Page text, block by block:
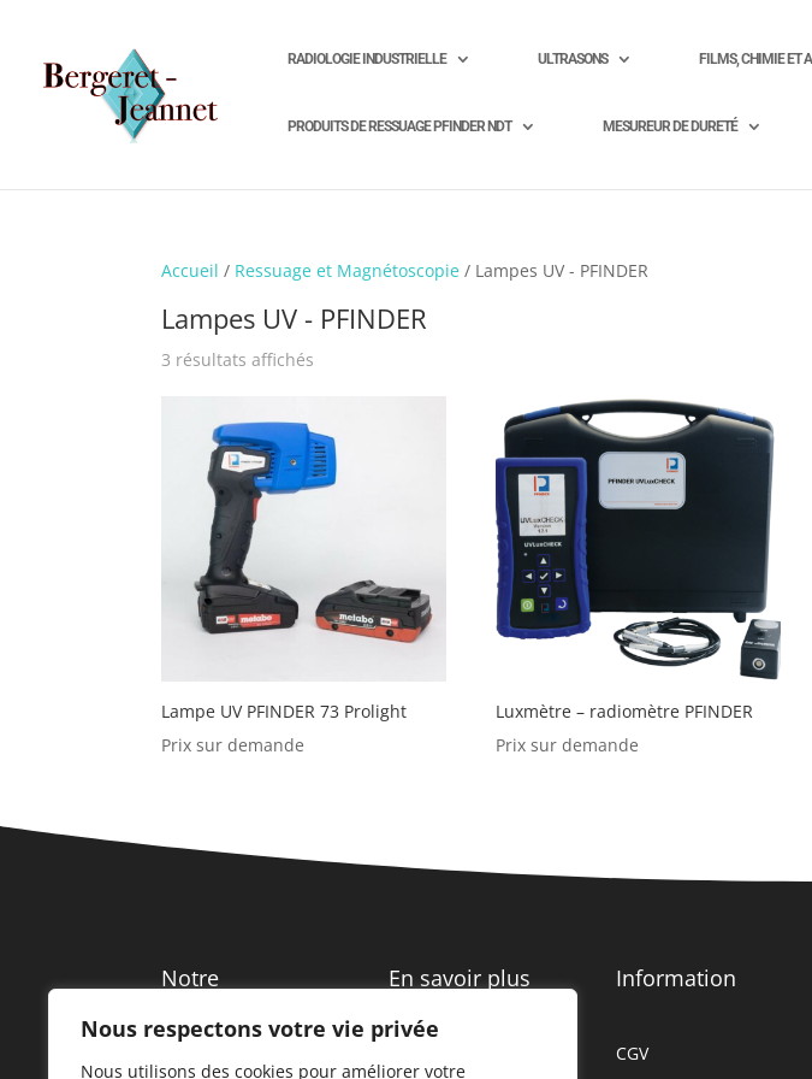
Nous respectons votre vie privée
Nous utilisons des cookies pour améliorer votre
RADIOLOGIE INDUSTRIELLE ULTRASONS FILMS, CHIMIE ET
PRODUITS DE RESSUAGE PFINDER NDT MESUREUR DE DURETÉ
Accueil / Ressuage et Magnétoscopie / Lampes UV - PFINDER
Lampes UV - PFINDER
3 résultats affichés
Lampe UV PFINDER 73 Prolight
Prix sur demande
Luxmètre – radiomètre PFINDER
Prix sur demande
Notre
En savoir plus Information
CGV